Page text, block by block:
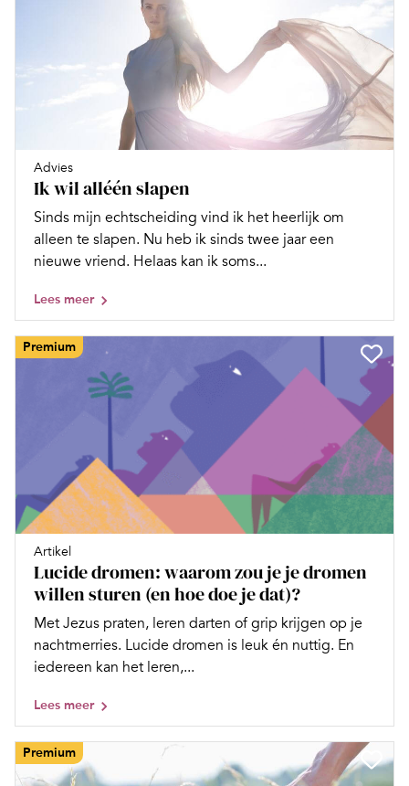
Advies
Ik wil alléén slapen
Sinds mijn echtscheiding vind ik het heerlijk om
alleen te slapen. Nu heb ik sinds twee jaar een
nieuwe vriend. Helaas kan ik soms...
Lees meer
Premium
Artikel
Lucide dromen: waarom zou je je dromen
willen sturen (en hoe doe je dat)?
Met Jezus praten, leren darten of grip krijgen op je
nachtmerries. ­Lucide dromen is leuk én nuttig. En
iedereen kan het leren,...
Lees meer
Premium